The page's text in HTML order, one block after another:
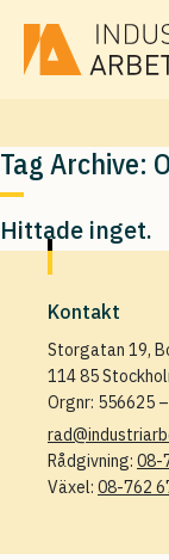
Tag Archive:
Hittade inget.
Kontakt
Storgatan 19,
114 85
Orgnr: 556625
Rådgivning: 08-
Växel: 08-762